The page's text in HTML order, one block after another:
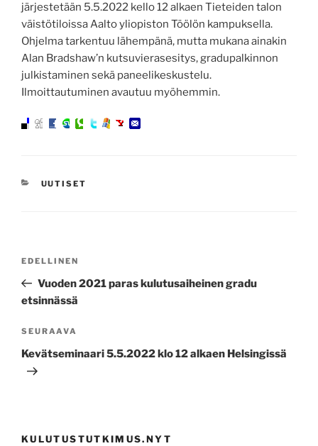
järjestetään 5.5.2022 kello 12 alkaen Tieteiden talon
väistötiloissa Aalto yliopiston Töölön kampuksella.
Ohjelma tarkentuu lähempänä, mutta mukana ainakin
Alan Bradshaw’n kutsuvierasesitys, gradupalkinnon
julkistaminen sekä paneelikeskustelu.
Ilmoittautuminen avautuu myöhemmin.
KATEGORIAT
UUTISET
Edellinen
artikkeli
EDELLINEN
Vuoden 2021 paras kulutusaiheinen gradu
etsinnässä
Seuraava
artikkeli
SEURAAVA
Kevätseminaari 5.5.2022 klo 12 alkaen Helsingissä
KULUTUSTUTKIMUS.NYT